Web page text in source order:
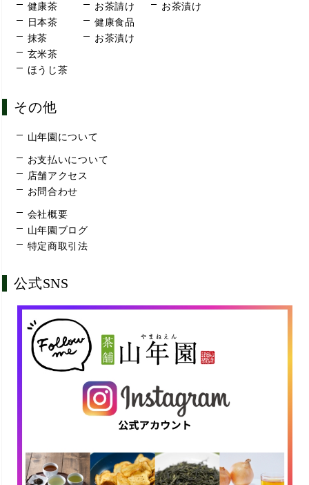
健康茶
日本茶
抹茶
玄米茶
ほうじ茶
お茶請け
健康食品
お茶漬け
お茶漬け
その他
山年園について
お支払いについて
店舗アクセス
お問合わせ
会社概要
山年園ブログ
特定商取引法
公式SNS